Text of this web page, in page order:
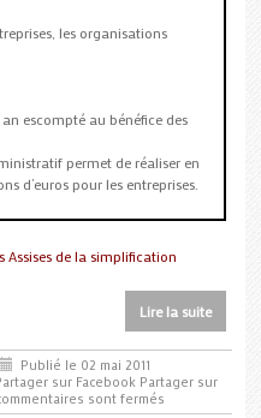
les organisations
escompté au bénéfice des
permet de réaliser en
d’euros pour les entreprises.
Assises de la simplification
Lire la suite
Publié le 02 mai 2011
sur Facebook Partager sur
sont fermés